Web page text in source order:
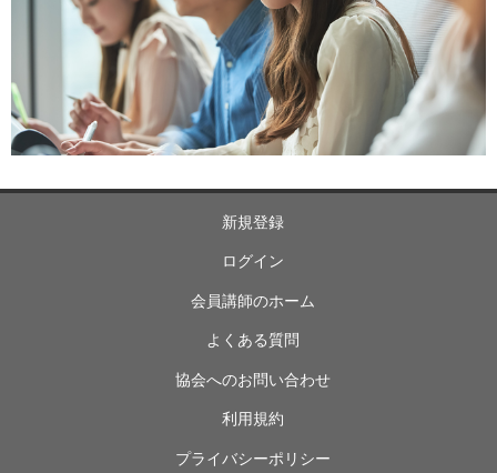
新規登録
ログイン
会員講師のホーム
よくある質問
協会へのお問い合わせ
利用規約
プライバシーポリシー